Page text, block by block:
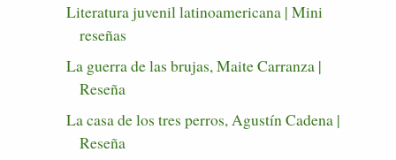
Literatura juvenil latinoamericana | Mini
reseñas
La guerra de las brujas, Maite Carranza |
Reseña
La casa de los tres perros, Agustín Cadena |
Reseña